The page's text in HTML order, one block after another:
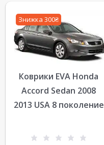
Знижка 300₴
Коврики EVA Honda
Accord Sedan 2008
2013 USA 8 поколение